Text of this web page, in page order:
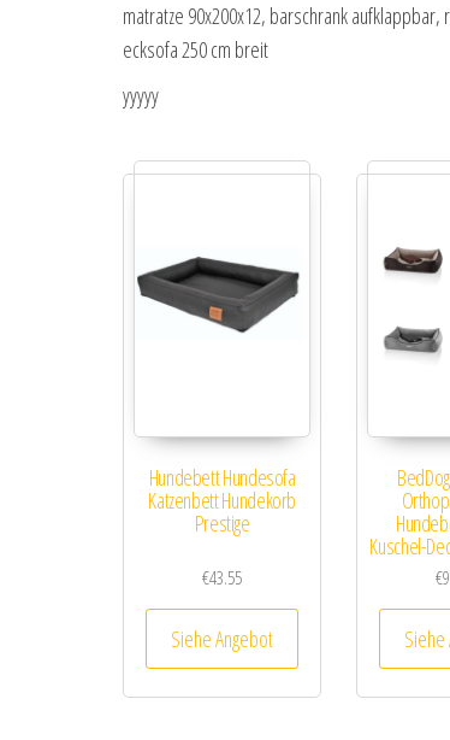
matratze 90x200x12, barschrank
ecksofa 250 cm breit
yyyyy
Hundebett Hundesofa
Katzenbett Hundekorb
Prestige
€43.55
Siehe Angebot
Kuschel-
€